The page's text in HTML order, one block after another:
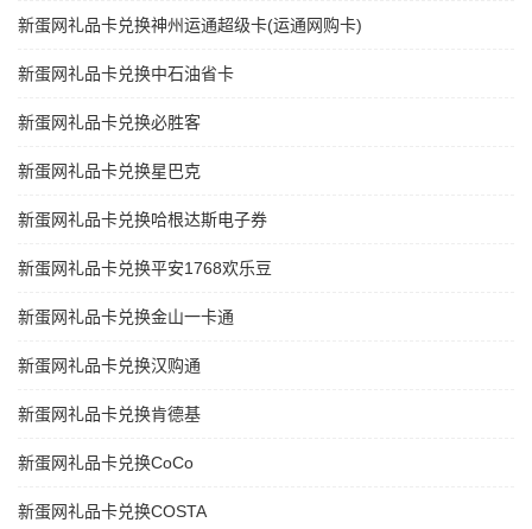
新蛋网礼品卡兑换神州运通超级卡(运通网购卡)
新蛋网礼品卡兑换中石油省卡
新蛋网礼品卡兑换必胜客
新蛋网礼品卡兑换星巴克
新蛋网礼品卡兑换哈根达斯电子券
新蛋网礼品卡兑换平安1768欢乐豆
新蛋网礼品卡兑换金山一卡通
新蛋网礼品卡兑换汉购通
新蛋网礼品卡兑换肯德基
新蛋网礼品卡兑换CoCo
新蛋网礼品卡兑换COSTA